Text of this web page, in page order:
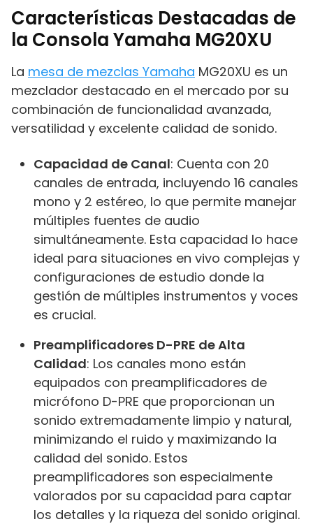
Características Destacadas de
la Consola Yamaha MG20XU
La mesa de mezclas Yamaha MG20XU es un
mezclador destacado en el mercado por su
combinación de funcionalidad avanzada,
versatilidad y excelente calidad de sonido.
Capacidad de Canal: Cuenta con 20
canales de entrada, incluyendo 16 canales
mono y 2 estéreo, lo que permite manejar
múltiples fuentes de audio
simultáneamente. Esta capacidad lo hace
ideal para situaciones en vivo complejas y
configuraciones de estudio donde la
gestión de múltiples instrumentos y voces
es crucial.
Preamplificadores D-PRE de Alta
Calidad: Los canales mono están
equipados con preamplificadores de
micrófono D-PRE que proporcionan un
sonido extremadamente limpio y natural,
minimizando el ruido y maximizando la
calidad del sonido. Estos
preamplificadores son especialmente
valorados por su capacidad para captar
los detalles y la riqueza del sonido original.